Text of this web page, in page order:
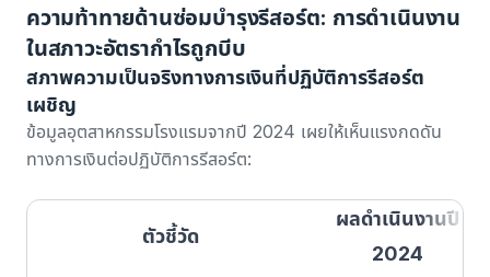
ความท้าทายด้านซ่อมบำรุงรีสอร์ต: การดำเนินงาน
ในสภาวะอัตรากำไรถูกบีบ
สภาพความเป็นจริงทางการเงินที่ปฏิบัติการรีสอร์ต
เผชิญ
ข้อมูลอุตสาหกรรมโรงแรมจากปี 2024 เผยให้เห็นแรงกดดัน
ทางการเงินต่อปฏิบัติการรีสอร์ต:
ตัวชี้วัด
ผลดำเนินงานปี
2024